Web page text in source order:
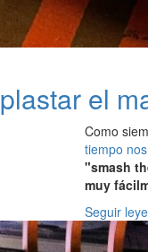
el
Como
tiempo
"smash
muy
Seguir